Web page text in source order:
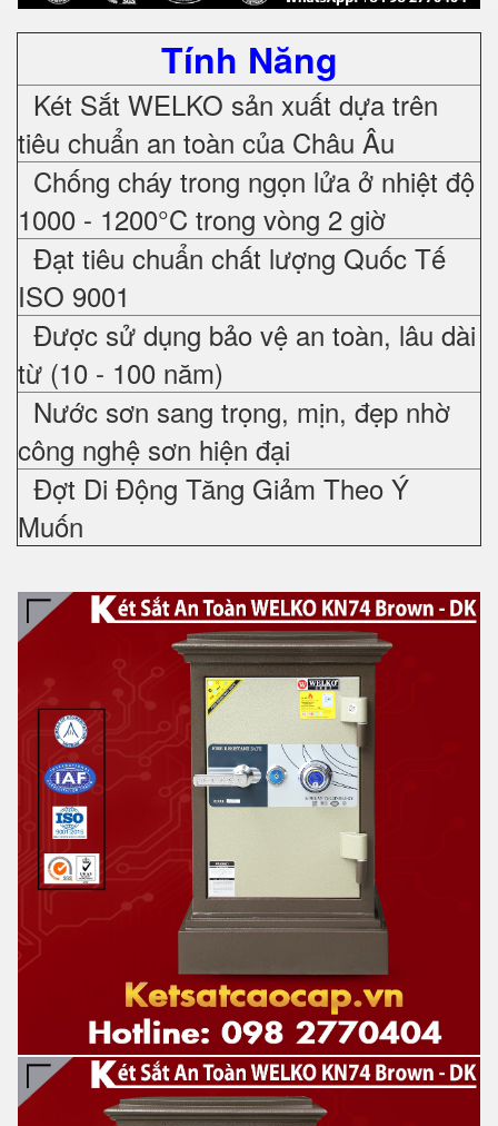
Tính Năng
Két Sắt WELKO sản xuất dựa trên
tiêu chuẩn an toàn của Châu Âu
Chống cháy trong ngọn lửa ở nhiệt độ
1000 - 1200°C trong vòng 2 giờ
Đạt tiêu chuẩn chất lượng Quốc Tế
ISO 9001
Được sử dụng bảo vệ an toàn, lâu dài
từ (10 - 100 năm)
Nước sơn sang trọng, mịn, đẹp nhờ
công nghệ sơn hiện đại
Đợt Di Động Tăng Giảm Theo Ý
Muốn